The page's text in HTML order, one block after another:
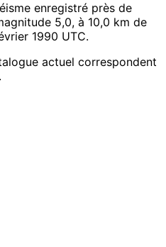
enregistré près de
5,0, à 10,0 km de
1990 UTC.
actuel correspondent